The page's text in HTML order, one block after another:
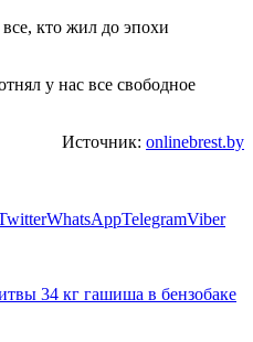
у нас все свободное
Источник: onlinebrest.by
WhatsAppTelegramViber
34 кг гашиша в бензобаке